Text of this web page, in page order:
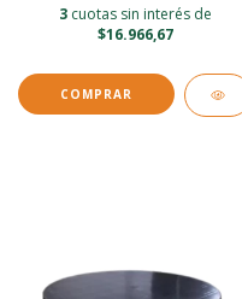
3 cuotas sin interés de
$16.966,67
COMPRAR